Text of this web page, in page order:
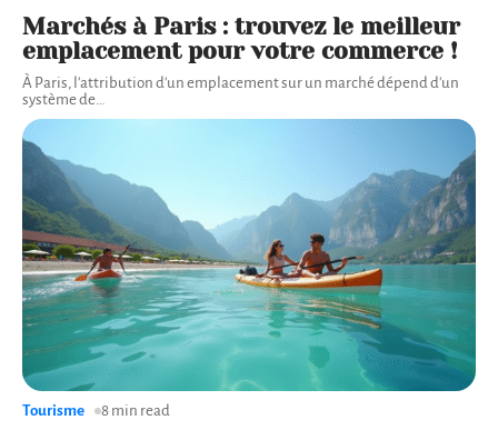
Marchés à Paris : trouvez le meilleur
emplacement pour votre commerce !
À Paris, l'attribution d'un emplacement sur un marché dépend d'un
système de…
Tourisme 8 min read